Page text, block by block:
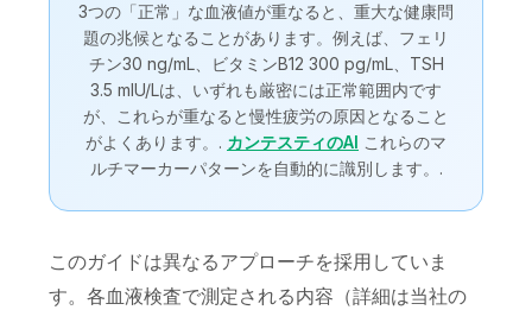
3つの「正常」な血液値が重なると、重大な健康問
題の兆候となることがあります。例えば、フェリ
チン30 ng/mL、ビタミンB12 300 pg/mL、TSH
3.5 mIU/Lは、いずれも厳密には正常範囲内です
が、これらが重なると慢性疲労の原因となること
がよくあります。. カンテスティのAI これらのマ
ルチマーカーパターンを自動的に識別します。.
このガイドは異なるアプローチを採用していま
す。各血液検査で測定される内容（詳細は当社の